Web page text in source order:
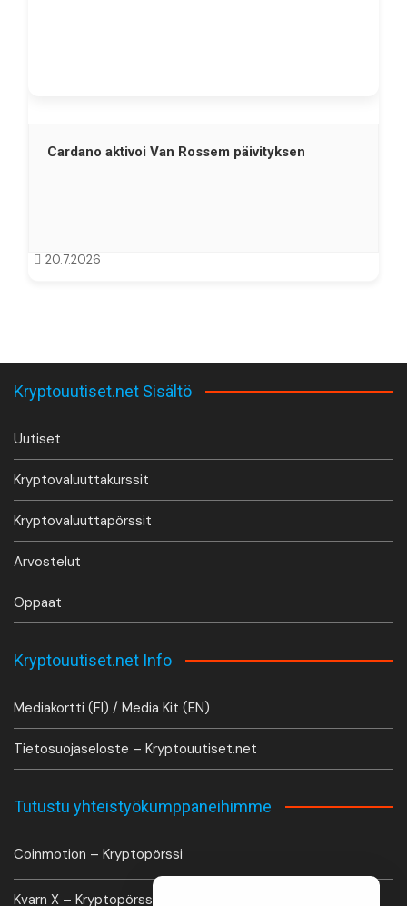
Cardano aktivoi Van Rossem päivityksen
20.7.2026
Kryptouutiset.net Sisältö
Uutiset
Kryptovaluuttakurssit
Kryptovaluuttapörssit
Arvostelut
Oppaat
Kryptouutiset.net Info
Mediakortti (FI) / Media Kit (EN)
Tietosuojaseloste – Kryptouutiset.net
Tutustu yhteistyökumppaneihimme
Coinmotion – Kryptopörssi
Kvarn X – Kryptopörssi